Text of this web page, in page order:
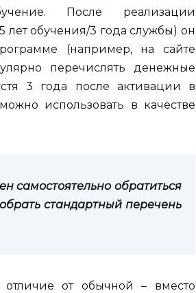
После реализации
лет обучения/3 года службы) он
(например, на сайте
перечислять денежные
3 года после активации в
использовать в качестве
самостоятельно обратиться
стандартный перечень
от обычной – вместо